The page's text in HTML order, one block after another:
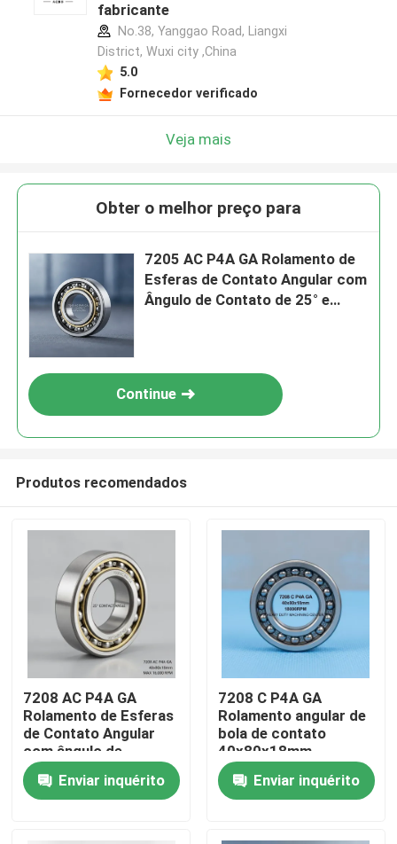
Casa
Produtos
Sobre nós
fabricante
No.38, Yanggao Road, Liangxi
District, Wuxi city ,China
5.0
Fornecedor verificado
Veja mais
Obter o melhor preço para
7205 AC P4A GA Rolamento de
Esferas de Contato Angular com
Ângulo de Contato de 25° e
Continue
Produtos recomendados
7208 AC P4A GA
Rolamento de Esferas
de Contato Angular
com ângulo de
contato de 25°
40x80x18mm para
16000 RPM CNC
Enviar inquérito
7208 C P4A GA
Rolamento angular de
bola de contato
40x80x18mm
18000RPM para
centro de usinagem
pesado
Enviar inquérito